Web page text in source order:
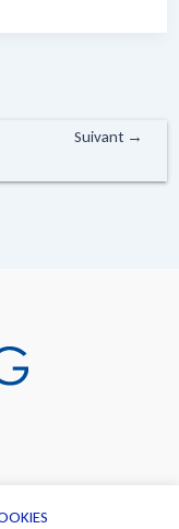
Suivant →